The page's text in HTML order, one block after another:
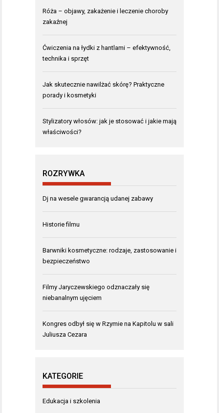
Róża – objawy, zakażenie i leczenie choroby
zakaźnej
Ćwiczenia na łydki z hantlami – efektywność,
technika i sprzęt
Jak skutecznie nawilżać skórę? Praktyczne
porady i kosmetyki
Stylizatory włosów: jak je stosować i jakie mają
właściwości?
ROZRYWKA
Dj na wesele gwarancją udanej zabawy
Historie filmu
Barwniki kosmetyczne: rodzaje, zastosowanie i
bezpieczeństwo
Filmy Jaryczewskiego odznaczały się
niebanalnym ujęciem
Kongres odbył się w Rzymie na Kapitolu w sali
Juliusza Cezara
KATEGORIE
Edukacja i szkolenia